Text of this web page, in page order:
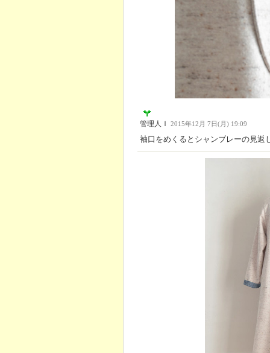
管理人Ｉ 2015年12月 7日(月) 19:09
袖口をめくるとシャンブレーの見返